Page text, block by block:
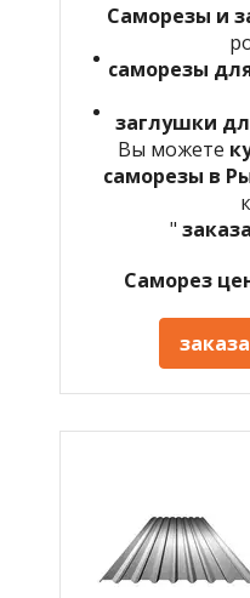
Саморезы и
саморезы
заглушки
Вы можете
саморезы в
"
Саморез